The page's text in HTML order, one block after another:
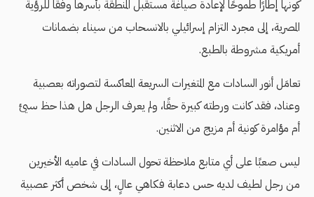
كونها إطارًا طموحًا لإعادة صياغة مستقبل المنطقة بأسرها وفقًا للرؤية
المصرية، إلى مجرد التزام إسرائيلي بالانسحاب من سيناء بضمانات
أمريكية مشروطة بالطبع.
تعامَل أنور السادات مع المتغيرات السريعة المعاكسة لتصوراته بعصبية
وعناد، فقد كانت ورطته كبيرة حقًا، ولم يعرف الرجل هل هذا حظ سيئ
أم مؤامرة كونية أم مزيج من الاثنين.
ليس صعبًا على أي متابع ملاحظة تحول السادات في عاميه الأخيرين
من رجل لطيف لديه حس دعابة فكاهي عالٍ، إلى شخص أكثر عصبية